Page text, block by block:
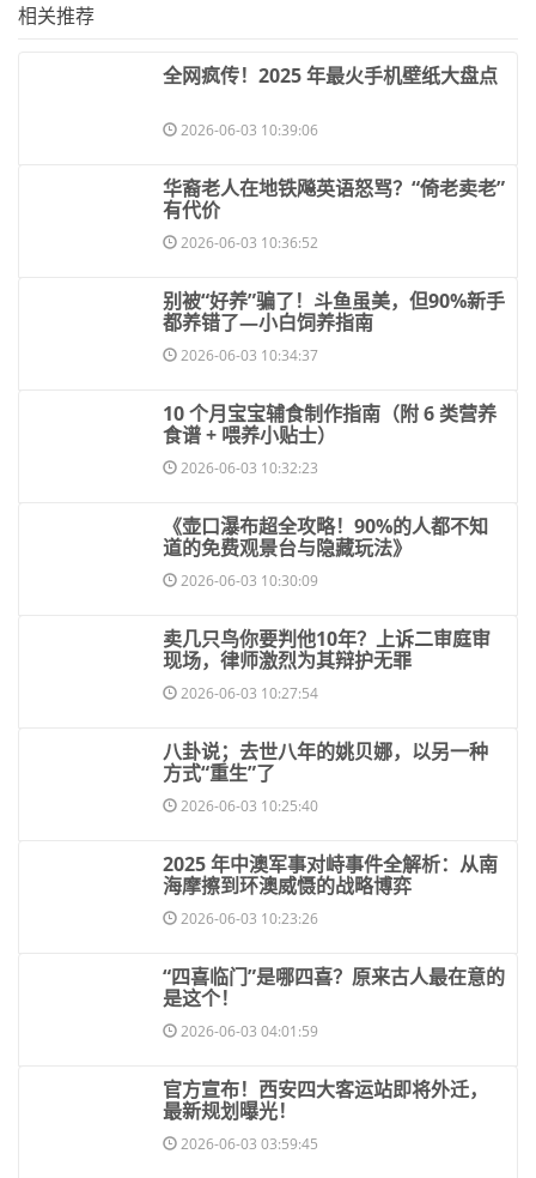
相关推荐
​全网疯传！2025 年最火手机壁纸大盘点
2026-06-03 10:39:06
​华裔老人在地铁飚英语怒骂？“倚老卖老”
有代价
2026-06-03 10:36:52
​别被“好养”骗了！斗鱼虽美，但90%新手
都养错了—小白饲养指南
2026-06-03 10:34:37
​10 个月宝宝辅食制作指南（附 6 类营养
食谱 + 喂养小贴士）
2026-06-03 10:32:23
​《壶口瀑布超全攻略！90%的人都不知
道的免费观景台与隐藏玩法》
2026-06-03 10:30:09
​卖几只鸟你要判他10年？上诉二审庭审
现场，律师激烈为其辩护无罪
2026-06-03 10:27:54
​八卦说；去世八年的姚贝娜，以另一种
方式“重生”了
2026-06-03 10:25:40
​2025 年中澳军事对峙事件全解析：从南
海摩擦到环澳威慑的战略博弈
2026-06-03 10:23:26
​“四喜临门”是哪四喜？原来古人最在意的
是这个！
2026-06-03 04:01:59
​官方宣布！西安四大客运站即将外迁，
最新规划曝光！
2026-06-03 03:59:45